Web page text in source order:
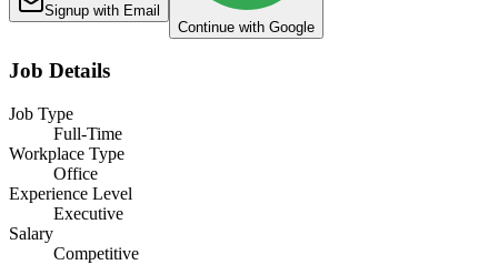
Signup with Email
Continue with Google
Job Details
Job Type
Full-Time
Workplace Type
Office
Experience Level
Executive
Salary
Competitive